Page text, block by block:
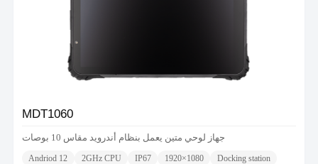
MDT1060
جهاز لوحي متين يعمل بنظام أندرويد مقاس 10 بوصات
Andriod 12 2GHz CPU IP67 1920×1080 Docking station